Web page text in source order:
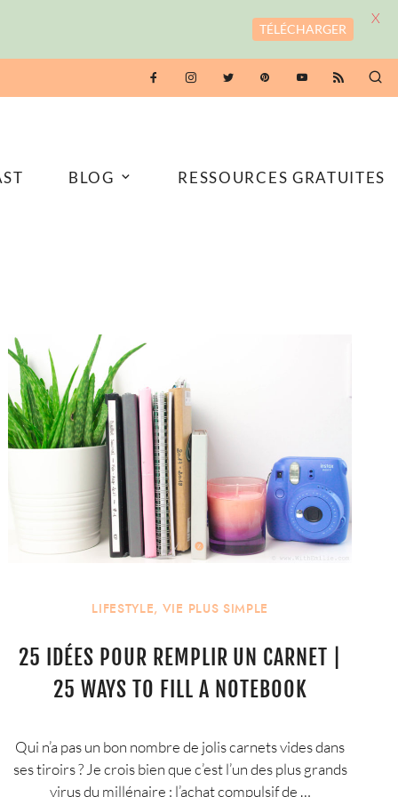
BLOG RESSOURCES GRATUITES
LIFESTYLE, VIE PLUS SIMPLE
25 IDÉES POUR REMPLIR UN CARNET |
25 WAYS TO FILL A NOTEBOOK
Qui n’a pas un bon nombre de jolis carnets vides dans
ses tiroirs ? Je crois bien que c’est l’un des plus grands
virus du millénaire : l’achat compulsif de …
TÉLÉCHARGER
X